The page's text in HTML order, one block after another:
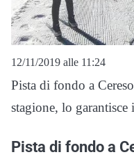
12/11/2019 alle 11:24
Pista di fondo a
stagione, lo garantisce
Pista di fondo a